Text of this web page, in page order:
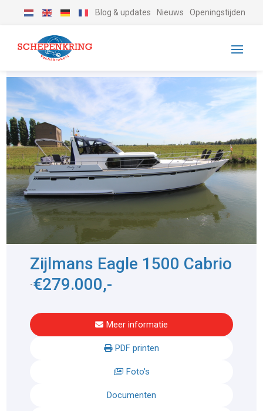
Blog & updates Nieuws Openingstijden
Zijlmans Eagle 1500 Cabrio
-€279.000,-
Meer informatie
PDF printen
Foto's
Documenten